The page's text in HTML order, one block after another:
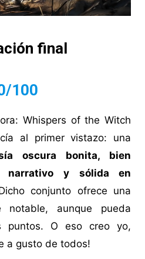
final
100
Whispers of the Witch
al primer vistazo: una
oscura bonita, bien
narrativo y sólida en
conjunto ofrece una
notable, aunque pueda
puntos. O eso creo yo,
a gusto de todos!